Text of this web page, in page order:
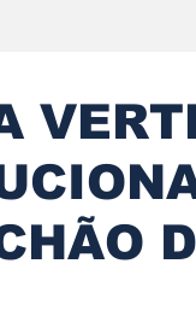
Mediúnico